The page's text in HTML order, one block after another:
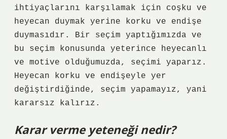
ihtiyaçlarını karşılamak için coşku ve
heyecan duymak yerine korku ve endişe
duymasıdır. Bir seçim yaptığımızda ve
bu seçim konusunda yeterince heyecanlı
ve motive olduğumuzda, seçimi yaparız.
Heyecan korku ve endişeyle yer
değiştirdiğinde, seçim yapamayız, yani
kararsız kalırız.
Karar verme yeteneği nedir?